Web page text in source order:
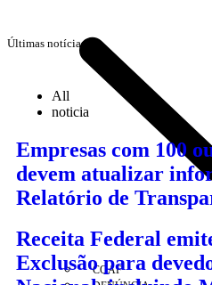
COAF
Últimas notícias
All
noticia
Empresas com 100
devem atualizar
Relatório de
Receita Federal
Exclusão para